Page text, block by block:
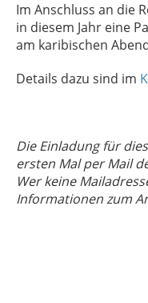
Im Anschluss an die
in diesem Jahr eine
am karibischen
Details dazu sind im
Die Einladung für
ersten Mal per Mail
Wer keine
Informationen zum